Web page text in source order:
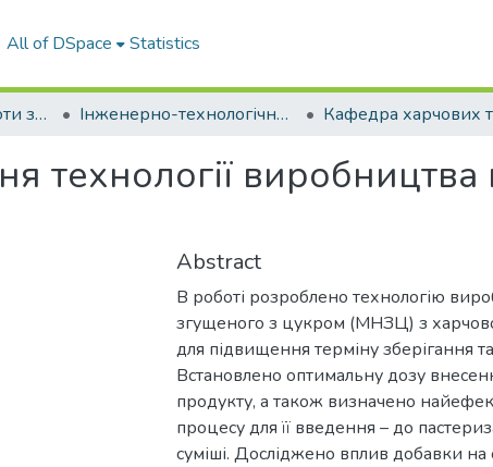
All of DSpace Statistics
Кваліфікаційні роботи здобувачів вищої освіти Інженерно-технологічний факультет
технології
Abstract
В роботі розроблено технологію
згущеного з цукром (МНЗЦ) з
для підвищення терміну зберігання та
Встановлено оптимальну дозу
продукту, а також визначено
процесу для її введення – до
суміші. Досліджено вплив добавки на